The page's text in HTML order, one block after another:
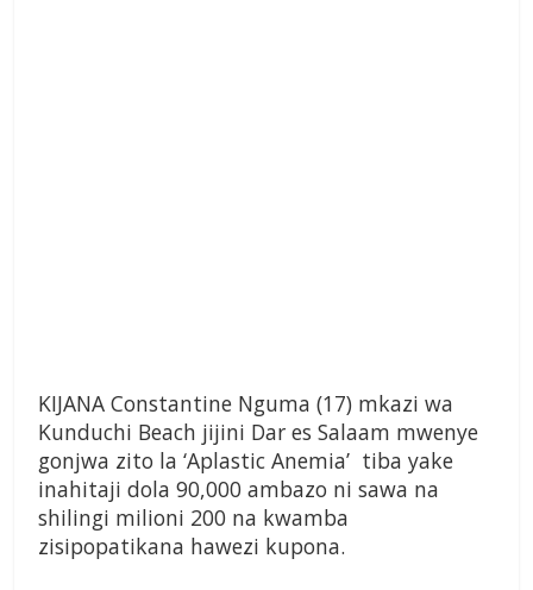
KIJANA Constantine Nguma (17) mkazi wa
Kunduchi Beach jijini Dar es Salaam mwenye
gonjwa zito la ‘Aplastic Anemia’ tiba yake
inahitaji dola 90,000 ambazo ni sawa na
shilingi milioni 200 na kwamba
zisipopatikana hawezi kupona.